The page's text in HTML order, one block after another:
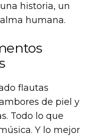
historia, un
humana.
flautas
de piel y
Todo lo que
Y lo mejor